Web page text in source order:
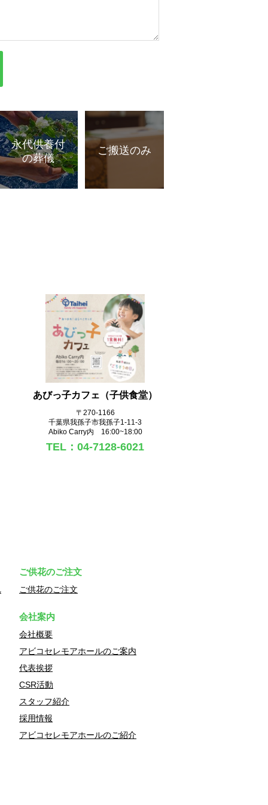
永代供養付
の葬儀
ご搬送のみ
あびっ子カフェ（子供食堂）
〒270‐1166
千葉県我孫子市我孫子1-11-3
Abiko Carry内 16:00~18:00
TEL：04-7128-6021
ご供花のご注文
ご供花のご注文
会社案内
会社概要
アビコセレモアホールのご案内
代表挨拶
CSR活動
スタッフ紹介
採用情報
アビコセレモアホールのご紹介